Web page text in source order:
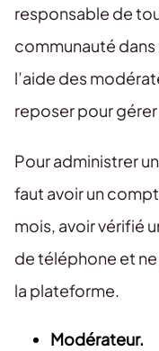
responsable de
communauté
l’aide des
reposer pour
Pour administrer
faut avoir un
mois, avoir vérifié
de téléphone et
la plateforme.
Modérateur.